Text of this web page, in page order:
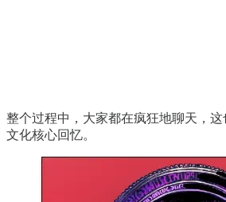
整个过程中，大家都在疯狂地聊天，
文化核心回忆。